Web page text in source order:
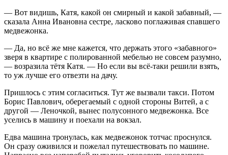
— Вот видишь, Катя, какой он смирный и какой забавный, —
сказала Анна Ивановна сестре, ласково поглаживая спавшего
медвежонка.
— Да, но всё же мне кажется, что держать этого «забавного»
зверя в квартире с полированной мебелью не совсем разумно,
— возразила тётя Катя. — Но если вы всё-таки решили взять,
то уж лучше его отвезти на дачу.
Пришлось с этим согласиться. Тут же вызвали такси. Потом
Борис Павлович, оберегаемый с одной стороны Витей, а с
другой — Леночкой, вынес полусонного медвежонка. Все
уселись в машину и поехали на вокзал.
Едва машина тронулась, как медвежонок тотчас проснулся.
Он сразу оживился и пожелал путешествовать по машине.